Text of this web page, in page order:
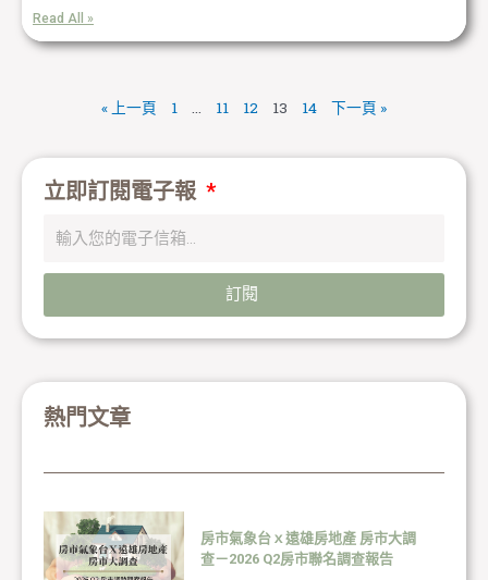
Read All »
« 上一頁 1 ... 11 12 13 14 下一頁 »
立即訂閱電子報
訂閱
熱門文章
房市氣象台ｘ遠雄房地產 房市大調
查－2026 Q2房市聯名調查報告